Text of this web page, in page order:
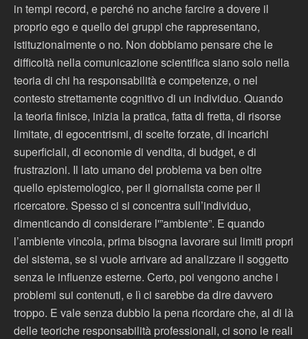
in tempi record, e perché no anche farcire a dovere il
proprio ego e quello dei gruppi che rappresentano,
istituzionalmente o no. Non dobbiamo pensare che le
difficoltà nella comunicazione scientifica siano solo nella
teoria di chi ha responsabilità e competenze, o nel
contesto strettamente cognitivo di un individuo. Quando
la teoria finisce, inizia la pratica, fatta di fretta, di risorse
limitate, di egocentrismi, di scelte forzate, di incarichi
superficiali, di economie di vendita, di budget, e di
frustrazioni. Il lato umano del problema va ben oltre
quello epistemologico, per il giornalista come per il
ricercatore. Spesso ci si concentra sull’individuo,
dimenticando di considerare l'”ambiente”. E quando
l’ambiente vincola, prima bisogna lavorare sui limiti propri
del sistema, se si vuole arrivare ad analizzare il soggetto
senza le influenze esterne. Certo, poi vengono anche i
problemi sui contenuti, e lì ci sarebbe da dire davvero
troppo. E vale senza dubbio la pena ricordare che, al di là
delle teoriche responsabilità professionali, ci sono le reali